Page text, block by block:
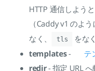
HTTP 通信しようと
（Caddy v1 のよう
なく、
tls
をな
templates- テ
redir- 指定 URL